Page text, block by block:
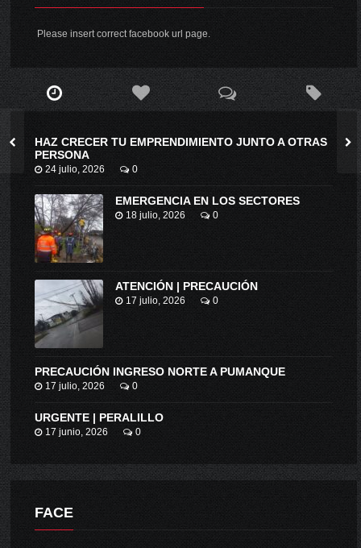
Please insert correct facebook url page.
HAZ CRECER TU EMPRENDIMIENTO JUNTO A OTRAS
PERSONA
24 julio, 2026 0
EMERGENCIA EN LOS SECTORES
18 julio, 2026 0
ATENCIÓN | PRECAUCIÓN
17 julio, 2026 0
PRECAUCIÓN INGRESO NORTE A PUMANQUE
17 julio, 2026 0
URGENTE | PERALILLO
17 junio, 2026 0
FACE